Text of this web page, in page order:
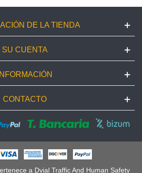
DE LA TIENDA
SU CUENTA
INFORMACIÓN
CONTACTO
a Dvial Traffic And Human Safety